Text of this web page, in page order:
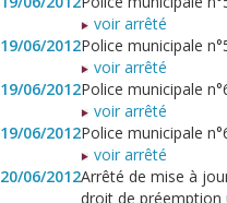
voir arrêté
19/06/2012Police municipale
voir arrêté
19/06/2012Police municipale
voir arrêté
19/06/2012Police municipale
voir arrêté
20/06/2012Arrêté de mise à
droit de préemption